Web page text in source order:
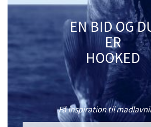
EN BID OG
ER
HOOKED
Få inspiration til